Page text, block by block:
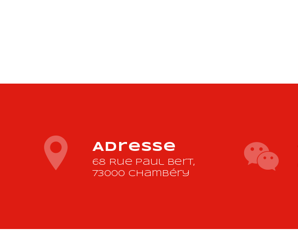
Adresse
68 Rue Paul Bert,
73000 Chambéry